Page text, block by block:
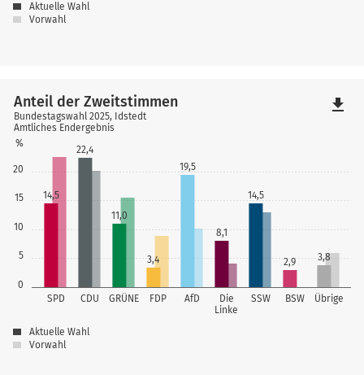
Aktuelle Wahl
Vorwahl
0
5
10
15
20
%
SPD CDU GRÜNE FDP AfD
Die
Linke
SSW BSW Übrige
14,5
22,4
11,0
3,4
19,5
8,1
14,5
2,9 3,8
Anteil der Zweitstimmen
Bundestagswahl 2025, Idstedt
Amtliches Endergebnis
Aktuelle Wahl
Vorwahl
file_download